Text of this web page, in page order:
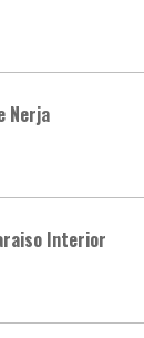
Nerja
Interior